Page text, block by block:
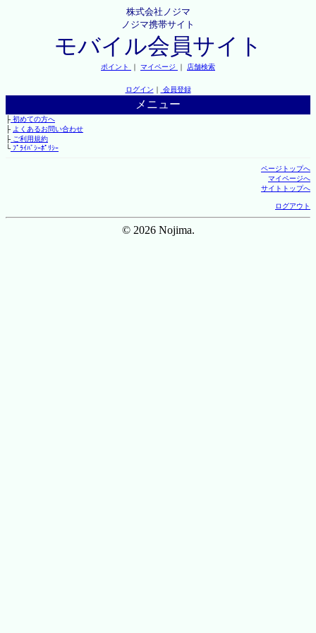
株式会社ノジマ
ノジマ携帯サイト
モバイル会員サイト
ポイント ｜ マイページ ｜ 店舗検索
ログイン ｜ 会員登録
メニュー
├初めての方へ
├ よくあるお問い合わせ
├ご利用規約
└ﾌﾟﾗｲﾊﾞｼｰﾎﾟﾘｼｰ
ページトップへ
マイページへ
サイトトップへ
ログアウト
© 2026 Nojima.